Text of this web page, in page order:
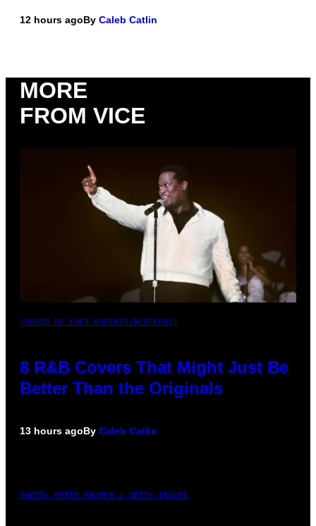
12 hours agoBy Caleb Catlin
MORE
FROM VICE
(PHOTO BY EBET ROBERTS/REDFERNS)
8 R&B Covers That Might Just Be
Better Than the Originals
13 hours agoBy Caleb Catlin
PHOTO: PETER KRAMER / GETTY IMAGES